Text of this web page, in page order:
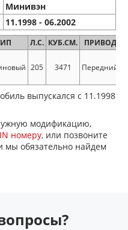
Минивэн
11.1998 - 06.2002
Л.С. КУБ.СМ. ПРИВОД
205 3471 Передний
выпускался с 11.1998
модификацию,
номеру, или позвоните
мы обязательно найдем